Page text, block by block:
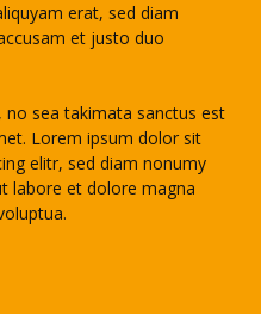
erat, sed diam
et justo duo
no sea takimata sanctus est
Lorem ipsum dolor sit
elitr, sed diam nonumy
labore et dolore magna